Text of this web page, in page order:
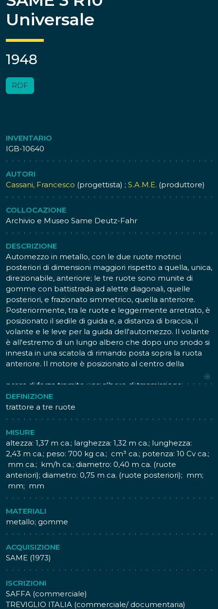
Universale
1948
RDF
INVENTARIO
IGB-10640
AUTORI
Cassani, Francesco (progettista) ; S.A.M.E. (produttore)
COLLOCAZIONE
Archivio e Museo Same Deutz-Fahr
DESCRIZIONE
Automezzo in metallo, con le due ruote motrici
posteriori di dimensioni maggiori rispetto a quella, unica,
direzionabile, anteriore; le tre ruote sono munite di
gomme con battistrada ad alette diagonali, quelle
posteriori, e frazionato simmetrico, quella anteriore.
Posteriormente, tra le ruote e leggermente arretrato, è
posizionato il sedile di guida e, a distanza di braccia, il
volante e le leve per la guida dell'automezzo. Il volante
è all'estremo di un lungo albero che dopo uno snodo si
innesta in una scatola di rimando posta sopra la ruota
anteriore. Il motore è posizionato al centro della
struttura e si collega all'asse delle ruote posteriori e alla
presa di forza tramite una albero di trasmissione
centrale. Agganciato a staffe, il serbatoio cilindrico del
petrolio è posizionato dietro la testata del motore.
Altri dati tecnici
Motore SAME T851 a 1 cilindro verticale, 4 tempi a
petrolio, avviamento a benzina.
3 ruote di cui 1 direzionale.
Raffreddamento ad aria.
Cambio: 4 marce avanti e 3 retromarce.
Consumo di 3,2 Kg/h
Accensione a magnete.
Presa di forza a puleggia.
I fratelli Cassani nell'immediato dopoguerra, si
dedicarono alla produzione di falciatrici ed in realtà il
SAME 3 R 10, nella prima versione, era poco di più di una
La costruzione in serie del 3 R10 iniziò nel 1946-'47 e con
la carenza di mezzi dopo i disastri della guerra, fu
DEFINIZIONE
trattore a tre ruote
MISURE
altezza: 1,37 m ca.; larghezza: 1,32 m ca.; lunghezza:
2,43 m ca.; peso: 700 kg ca.; cm³ ca.; potenza: 10 Cv ca.;
mm ca.; km/h ca.; diametro: 0,40 m ca. (ruote
anteriori); diametro: 0,75 m ca. (ruote posteriori); mm;
mm; mm
MATERIALI
metallo; gomme
ACQUISIZIONE
SAME (1973)
ISCRIZIONI
SAFFA (commerciale)
TREVIGLIO ITALIA (commerciale/ documentaria)